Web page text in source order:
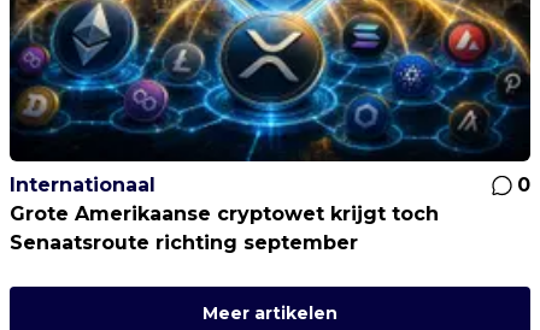
Internationaal
0
Grote Amerikaanse cryptowet krijgt toch
Senaatsroute richting september
Meer artikelen